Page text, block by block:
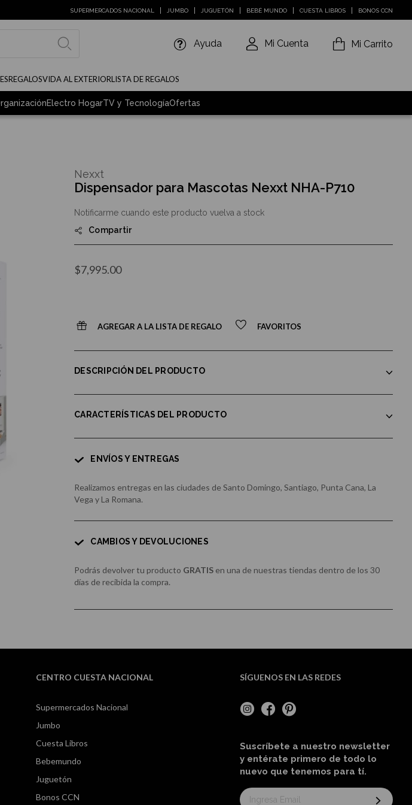
SUPERMERCADOS NACIONAL JUMBO JUGUETÓN BEBÉ MUNDO CUESTA LIBROS BONOS CCN
Ayuda Mi Cuenta Mi Carrito
REGALOSVIDA AL EXTERIORLISTA DE REGALOS
Electro HogarTV y TecnologíaOfertas
Dispensador para Mascotas Nexxt NHA-P710
Compartir
$7,995.00
Notificarme cuando este producto vuelva a stock
AGREGAR A LA LISTA DE REGALO FAVORITOS
Nexxt
DESCRIPCIÓN DEL PRODUCTO
CARACTERÍSTICAS DEL PRODUCTO
ENVÍOS Y ENTREGAS
Realizamos entregas en las ciudades de Santo Domingo, Santiago, Punta Cana, La
Vega y La Romana.
CAMBIOS Y DEVOLUCIONES
Podrás devolver tu producto GRATIS en una de nuestras tiendas dentro de los 30
días de recibida la compra.
CENTRO CUESTA NACIONAL
Supermercados Nacional
Jumbo
Cuesta Libros
Bebemundo
Juguetón
Bonos CCN
SÍGUENOS EN LAS REDES
Suscríbete a nuestro newsletter
y entérate primero de todo lo
nuevo que tenemos para tí.
Suscríbase